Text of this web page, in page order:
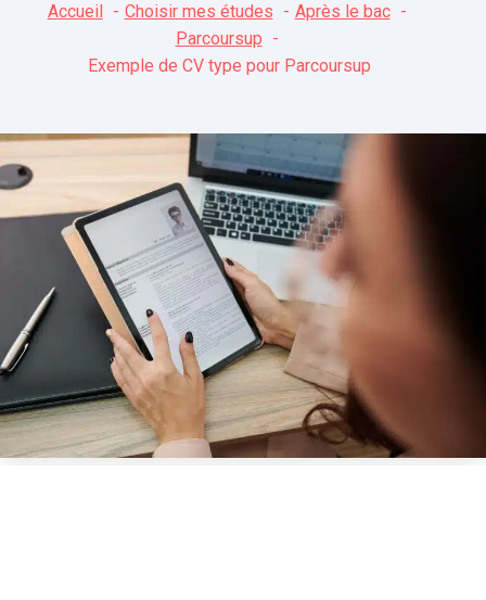
Accueil Choisir mes études
Après le bac
Parcoursup
Exemple de CV type pour Parcoursup